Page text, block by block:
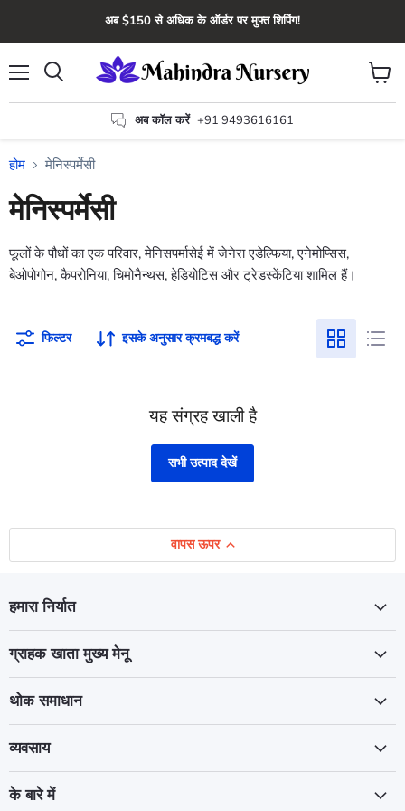
अब $150 से अधिक के ऑर्डर पर मुफ्त शिपिंग!
अब कॉल करें +91 9493616161
कार्ट
देंखे
होम मेनिस्पर्मेसी
मेनिस्पर्मेसी
फूलों के पौधों का एक परिवार, मेनिसपर्मासेई में जेनेरा एडेल्फिया, एनेमोप्सिस,
बेओपोगोन, कैपरोनिया, चिमोनैन्थस, हेडियोटिस और ट्रेडस्केंटिया शामिल हैं।
फिल्टर इसके अनुसार क्रमबद्ध करें
यह संग्रह खाली है
सभी उत्पाद देखें
वापस ऊपर
हमारा निर्यात
ग्राहक खाता मुख्य मेनू
थोक समाधान
व्यवसाय
के बारे में